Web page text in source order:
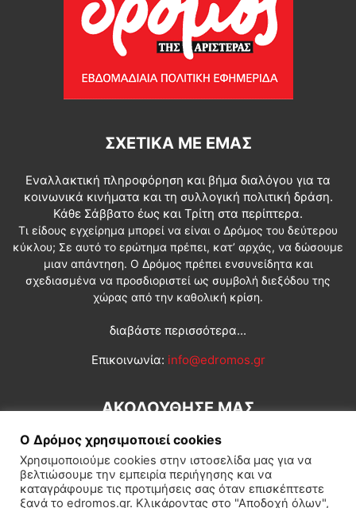
ΣΧΕΤΙΚΆ ΜΕ ΕΜΆΣ
Εναλλακτική πληροφόρηση και βήμα διαλόγου για τα
κοινωνικά κινήματα και τη συλλογική πολιτική δράση.
Κάθε Σάββατο έως και Τρίτη στα περίπτερα.
Τι είδους εγχείρημα μπορεί να είναι ο Δρόμος του δεύτερου
κύκλου; Σε αυτό το ερώτημα πρέπει, κατ’ αρχάς, να δώσουμε
μιαν απάντηση. Ο Δρόμος πρέπει ενσυνείδητα και
σχεδιασμένα να προσδιοριστεί ως συμβολή διεξόδου της
χώρας από την καθολική κρίση.
διαβάστε περισσότερα...
Επικοινωνία: info@edromos.gr
ΑΚΟΛΟΥΘΗΣΕ ΜΑΣ
Ο Δρόμος χρησιμοποιεί cookies
Χρησιμοποιούμε cookies στην ιστοσελίδα μας για να
βελτιώσουμε την εμπειρία περιήγησης και να
καταγράφουμε τις προτιμήσεις σας όταν επισκέπτεστε
ξανά το edromos.gr. Κλικάροντας στο "Αποδοχή όλων",